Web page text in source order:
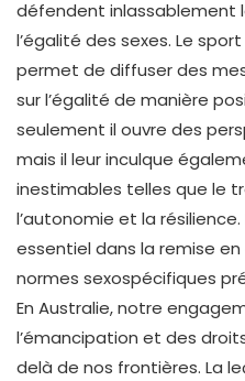
défendent inlassablement
l’égalité des sexes. Le
permet de diffuser des
sur l’égalité de manière
seulement il ouvre des
mais il leur inculque
inestimables telles que le
l’autonomie et la
essentiel dans la remise
normes sexospécifiques
En Australie, notre
l’émancipation et des
delà de nos frontières. La